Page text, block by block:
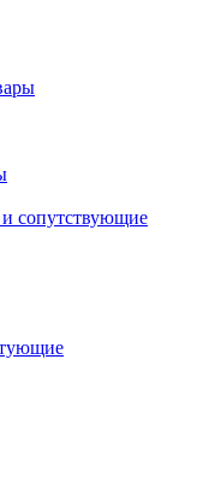
сопутствующие